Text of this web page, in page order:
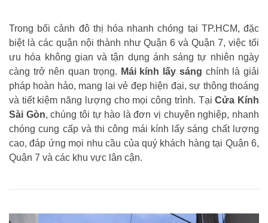
Trong bối cảnh đô thị hóa nhanh chóng tại TP.HCM, đặc
biệt là các quận nội thành như Quận 6 và Quận 7, việc tối
ưu hóa không gian và tận dụng ánh sáng tự nhiên ngày
càng trở nên quan trọng. Mái kính lấy sáng chính là giải
pháp hoàn hảo, mang lại vẻ đẹp hiện đại, sự thông thoáng
và tiết kiệm năng lượng cho mọi công trình. TạiCửa Kính
Sài Gòn, chúng tôi tự hào là đơn vị chuyên nghiệp, nhanh
chóng cung cấp và thi công mái kính lấy sáng chất lượng
cao, đáp ứng mọi nhu cầu của quý khách hàng tại Quận 6,
Quận 7 và các khu vực lân cận.